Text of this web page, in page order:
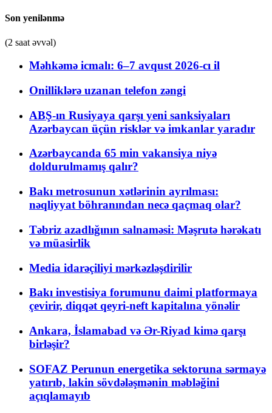
Son yenilənmə
(2 saat əvvəl)
Məhkəmə icmalı: 6–7 avqust 2026-cı il
Onilliklərə uzanan telefon zəngi
ABŞ-ın Rusiyaya qarşı yeni sanksiyaları
Azərbaycan üçün risklər və imkanlar yaradır
Azərbaycanda 65 min vakansiya niyə
doldurulmamış qalır?
Bakı metrosunun xətlərinin ayrılması:
nəqliyyat böhranından necə qaçmaq olar?
Təbriz azadlığının salnaməsi: Məşrutə hərəkatı
və müasirlik
Media idarəçiliyi mərkəzləşdirilir
Bakı investisiya forumunu daimi platformaya
çevirir, diqqət qeyri-neft kapitalına yönəlir
Ankara, İslamabad və Ər-Riyad kimə qarşı
birləşir?
SOFAZ Perunun energetika sektoruna sərmayə
yatırıb, lakin sövdələşmənin məbləğini
açıqlamayıb